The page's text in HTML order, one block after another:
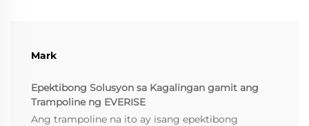
Mark
Epektibong Solusyon sa Kagalingan gamit ang
Trampoline ng EVERISE
Ang trampoline na ito ay isang epektibong